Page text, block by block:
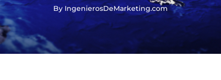
By IngenierosDeMarketing.com